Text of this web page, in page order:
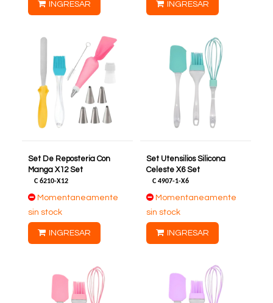
INGRESAR INGRESAR
Set De Reposteria Con
Manga X12 Set
C 6210-X12
Momentaneamente
sin stock
INGRESAR
Set Utensilios Silicona
Celeste X6 Set
C 4907-1-X6
Momentaneamente
sin stock
INGRESAR